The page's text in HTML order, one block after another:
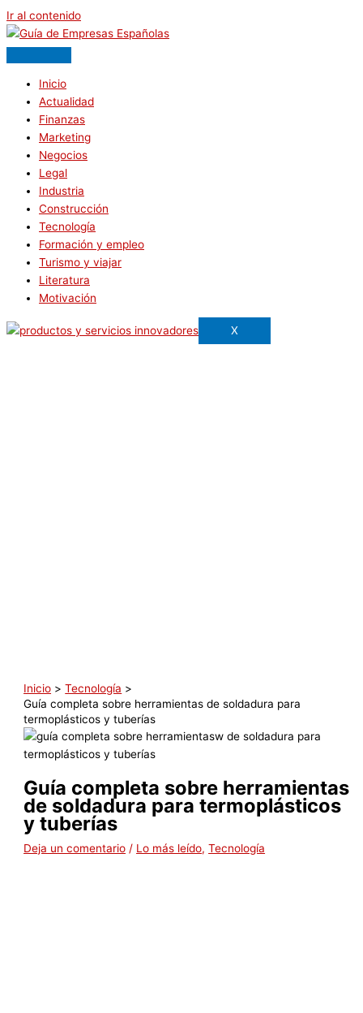
Ir al contenido
Inicio
Actualidad
Finanzas
Marketing
Negocios
Legal
Industria
Construcción
Tecnología
Formación y empleo
Turismo y viajar
Literatura
Motivación
X
Inicio
Tecnología
Guía completa sobre herramientas de soldadura para
termoplásticos y tuberías
Guía completa sobre herramientas
de soldadura para termoplásticos
y tuberías
Deja un comentario / Lo más leído,Tecnología